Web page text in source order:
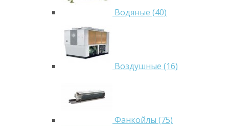
Водяные (40)
Воздушные (16)
Фанкойлы (75)